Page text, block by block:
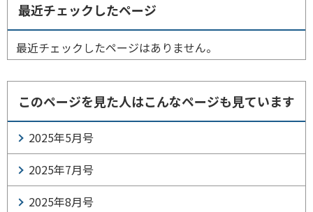
最近チェックしたページ
最近チェックしたページはありません。
このページを見た人はこんなページも見ています
2025年5月号
2025年7月号
2025年8月号